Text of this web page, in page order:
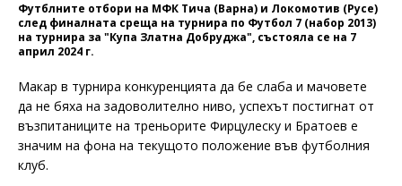
Футблните отбори на МФК Тича (Варна) и Локомотив (Русе)
след финалната среща на турнира по Футбол 7 (набор 2013)
на турнира за "Купа Златна Добруджа", състояла се на 7
април 2024 г.
Макар в турнира конкуренцията да бе слаба и мачовете
да не бяха на задоволително ниво, успехът постигнат от
възпитаниците на треньорите Фирцулеску и Братоев е
значим на фона на текущото положение във футболния
клуб.